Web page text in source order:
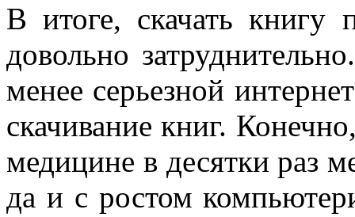
В итоге, скачать книгу
довольно
менее серьезной
скачивание книг.
медицине в десятки раз
да и с ростом